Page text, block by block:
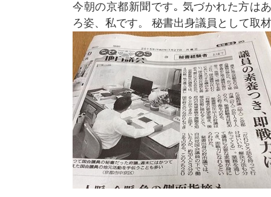
今朝の京都新聞です｡ 気づかれた方は
ろ姿、私です。 秘書出身議員として取